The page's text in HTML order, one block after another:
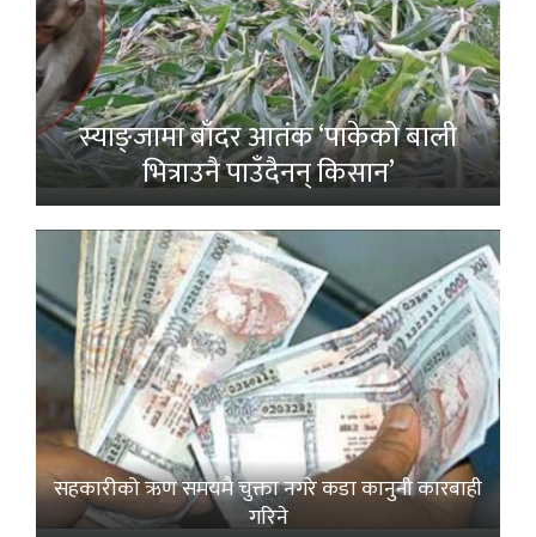
स्याङ्जामा बाँदर आतंक ‘पाकेको बाली
भित्राउनै पाउँदैनन् किसान’
सहकारीको ऋण समयमै चुक्ता नगरे कडा कानुनी कारबाही
गरिने